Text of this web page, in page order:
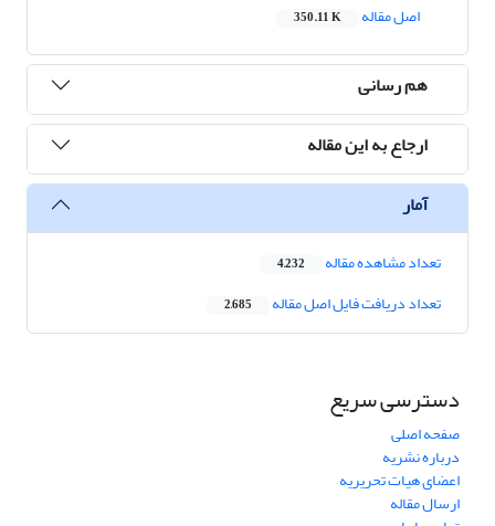
اصل مقاله
350.11 K
هم رسانی
ارجاع به این مقاله
آمار
تعداد مشاهده مقاله 4,232
تعداد دریافت فایل اصل مقاله 2,685
دسترسی سریع
صفحه اصلی
درباره نشریه
اعضای هیات تحریریه
ارسال مقاله